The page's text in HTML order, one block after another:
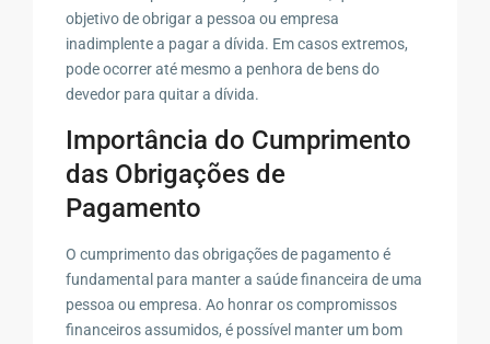
objetivo de obrigar a pessoa ou empresa
inadimplente a pagar a dívida. Em casos extremos,
pode ocorrer até mesmo a penhora de bens do
devedor para quitar a dívida.
Importância do Cumprimento
das Obrigações de
Pagamento
O cumprimento das obrigações de pagamento é
fundamental para manter a saúde financeira de uma
pessoa ou empresa. Ao honrar os compromissos
financeiros assumidos, é possível manter um bom